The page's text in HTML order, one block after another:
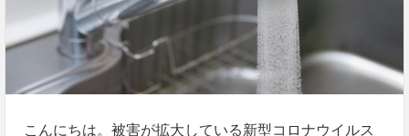
こんにちは。被害が拡大している新型コロナウイルス